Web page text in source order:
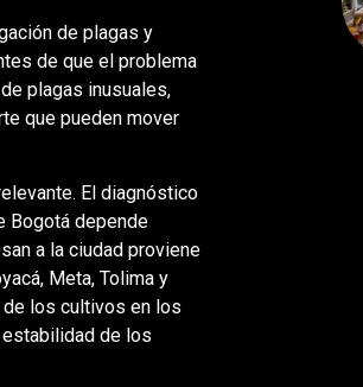
de plagas y
de que el problema
plagas inusuales,
que pueden mover
El diagnóstico
Bogotá depende
a la ciudad proviene
Meta, Tolima y
de los cultivos en los
de los